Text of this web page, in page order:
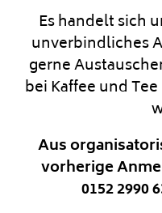
Es handelt sich
unverbindliches
gerne
bei Kaffee und
Aus
vorherige
0152 2990